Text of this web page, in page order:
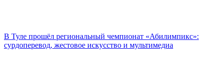
В Туле прошёл региональный чемпионат «Абилимпикс»:
сурдоперевод, жестовое искусство и мультимедиа